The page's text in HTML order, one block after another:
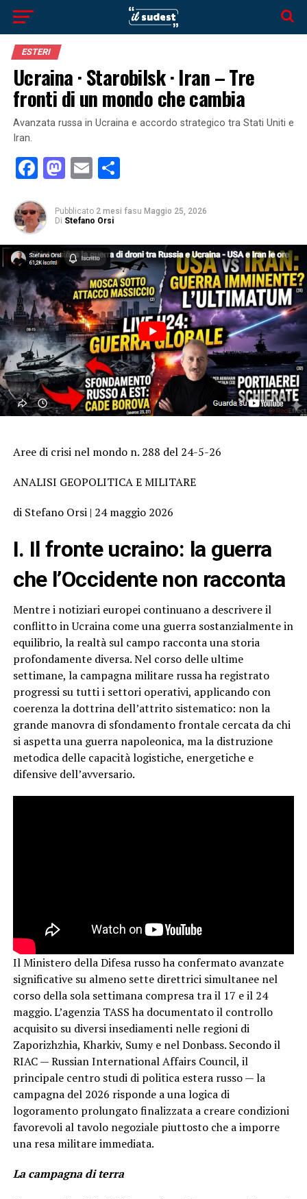
ESTERI
Ucraina · Starobilsk · Iran – Tre
fronti di un mondo che cambia
Avanzata russa in Ucraina e accordo strategico tra Stati Uniti e
Iran.
Facebook
Mastodon
EmailCondividi
Pubblicato 2 mesi fasu Maggio 25, 2026
Di Stefano Orsi
Aree di crisi nel mondo n. 288 del 24-5-26
ANALISI GEOPOLITICA E MILITARE
di Stefano Orsi | 24 maggio 2026
I. Il fronte ucraino: la guerra
che l’Occidente non racconta
Mentre i notiziari europei continuano a descrivere il
conflitto in Ucraina come una guerra sostanzialmente in
equilibrio, la realtà sul campo racconta una storia
profondamente diversa. Nel corso delle ultime
settimane, la campagna militare russa ha registrato
progressi su tutti i settori operativi, applicando con
coerenza la dottrina dell’attrito sistematico: non la
grande manovra di sfondamento frontale cercata da chi
si aspetta una guerra napoleonica, ma la distruzione
metodica delle capacità logistiche, energetiche e
difensive dell’avversario.
Il Ministero della Difesa russo ha confermato avanzate
significative su almeno sette direttrici simultanee nel
corso della sola settimana compresa tra il 17 e il 24
maggio. L’agenzia TASS ha documentato il controllo
acquisito su diversi insediamenti nelle regioni di
Zaporizhzhia, Kharkiv, Sumy e nel Donbass. Secondo il
RIAC — Russian International Affairs Council, il
principale centro studi di politica estera russo — la
campagna del 2026 risponde a una logica di
logoramento prolungato finalizzata a creare condizioni
favorevoli al tavolo negoziale piuttosto che a imporre
una resa militare immediata.
La campagna di terra